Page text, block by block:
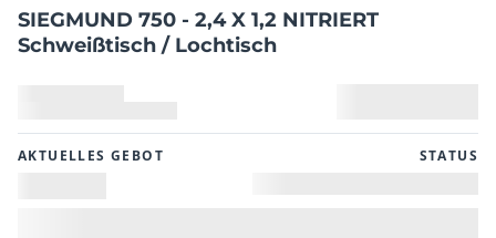
SIEGMUND 750 - 2,4 X 1,2 NITRIERT
Schweißtisch / Lochtisch
AKTUELLES GEBOT STATUS